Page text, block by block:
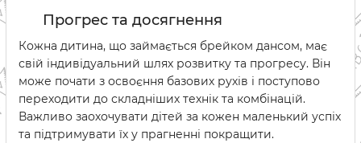
Прогрес та досягнення
Кожна дитина, що займається брейком дансом, має
свій індивідуальний шлях розвитку та прогресу. Він
може почати з освоєння базових рухів і поступово
переходити до складніших технік та комбінацій.
Важливо заохочувати дітей за кожен маленький успіх
та підтримувати їх у прагненні покращити.